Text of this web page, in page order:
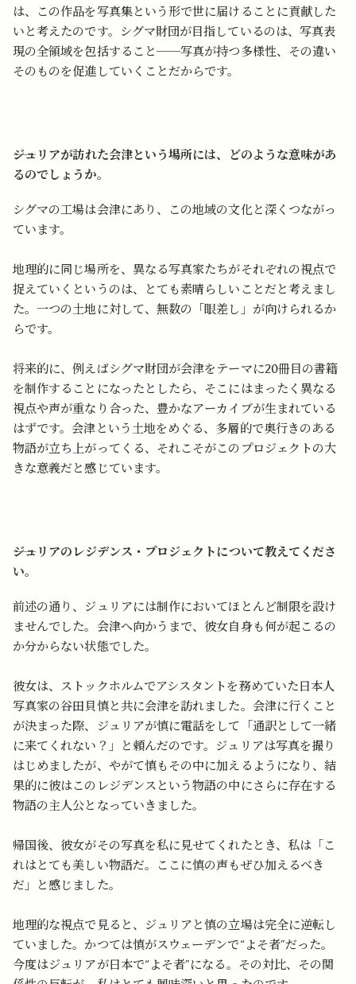
は、この作品を写真集という形で世に届けることに貢献した
いと考えたのです。シグマ財団が目指しているのは、写真表
現の全領域を包括すること──写真が持つ多様性、その違い
そのものを促進していくことだからです。
――ジュリアが訪れた会津という場所には、どのような意味があ
るのでしょうか。
シグマの工場は会津にあり、この地域の文化と深くつながっ
ています。
地理的に同じ場所を、異なる写真家たちがそれぞれの視点で
捉えていくというのは、とても素晴らしいことだと考えまし
た。一つの土地に対して、無数の「眼差し」が向けられるか
らです。
将来的に、例えばシグマ財団が会津をテーマに20冊目の書籍
を制作することになったとしたら、そこにはまったく異なる
視点や声が重なり合った、豊かなアーカイブが生まれている
はずです。会津という土地をめぐる、多層的で奥行きのある
物語が立ち上がってくる、それこそがこのプロジェクトの大
きな意義だと感じています。
――ジュリアのレジデンス・プロジェクトについて教えてくださ
い。
前述の通り、ジュリアには制作においてほとんど制限を設け
ませんでした。会津へ向かうまで、彼女自身も何が起こるの
か分からない状態でした。
彼女は、ストックホルムでアシスタントを務めていた日本人
写真家の谷田貝慎と共に会津を訪れました。会津に行くこと
が決まった際、ジュリアが慎に電話をして「通訳として一緒
に来てくれない？」と頼んだのです。ジュリアは写真を撮り
はじめましたが、やがて慎もその中に加えるようになり、結
果的に彼はこのレジデンスという物語の中にさらに存在する
物語の主人公となっていきました。
帰国後、彼女がその写真を私に見せてくれたとき、私は「こ
れはとても美しい物語だ。ここに慎の声もぜひ加えるべき
だ」と感じました。
地理的な視点で見ると、ジュリアと慎の立場は完全に逆転し
ていました。かつては慎がスウェーデンで“よそ者”だった。
今度はジュリアが日本で“よそ者”になる。その対比、その関